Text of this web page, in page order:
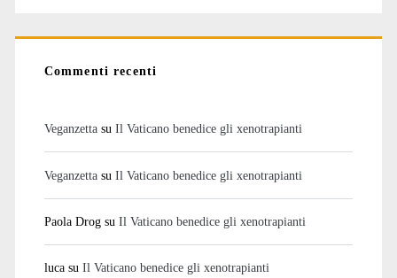
Commenti recenti
Veganzettasu Il Vaticano benedice gli xenotrapianti
Veganzettasu Il Vaticano benedice gli xenotrapianti
Paola Drogsu Il Vaticano benedice gli xenotrapianti
lucasu Il Vaticano benedice gli xenotrapianti